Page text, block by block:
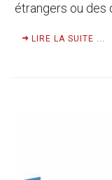
étrangers ou des
LIRE LA SUITE ...